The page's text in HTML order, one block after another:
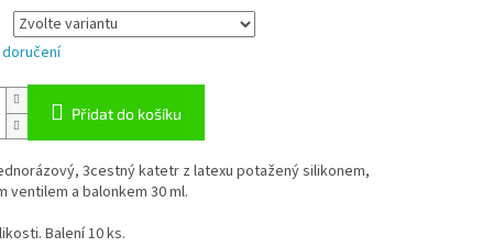
Přidat do košíku
3cestný katetr z latexu potažený silikonem,
ventilem a balonkem 30 ml.
Balení 10 ks.